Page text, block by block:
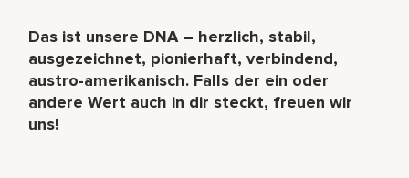
Das ist unsere DNA – herzlich, stabil,
ausgezeichnet, pionierhaft, verbindend,
austro-amerikanisch. Falls der ein oder
andere Wert auch in dir steckt, freuen wir
uns!